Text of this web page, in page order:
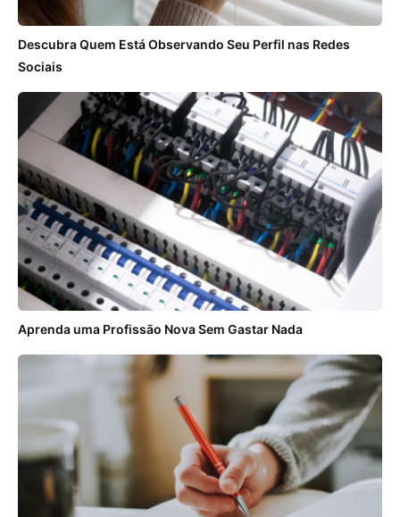
Descubra Quem Está Observando Seu Perfil nas Redes
Sociais
Aprenda uma Profissão Nova Sem Gastar Nada